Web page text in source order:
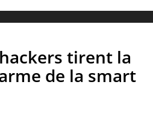
tirent la
de la smart